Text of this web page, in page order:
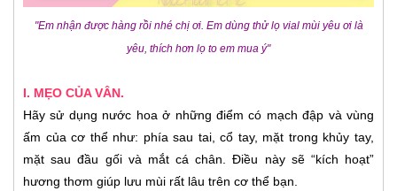
"Em nhận được hàng rồi nhé chị ơi. Em dùng thử lọ vial mùi yêu ơi là
yêu, thích hơn lọ to em mua ý"
I. MẸO CỦA VÂN.
Hãy sử dụng nước hoa ở những điểm có mạch đập và vùng
ấm của cơ thể như: phía sau tai, cổ tay, mặt trong khủy tay,
mặt sau đầu gối và mắt cá chân. Điều này sẽ “kích hoạt”
hương thơm giúp lưu mùi rất lâu trên cơ thể bạn.